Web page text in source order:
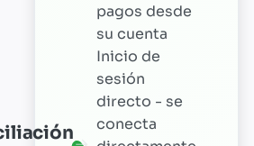
pagos desde
su cuenta
Inicio de
sesión
directo - se
conecta